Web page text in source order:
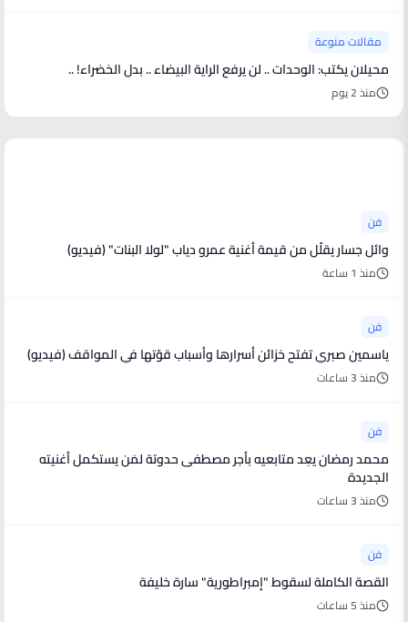
مقالات منوعة
محيلان يكتب: الوحدات .. لن يرفع الراية البيضاء .. بدل الخضراء! ..
منذ 2 يوم
فن
وائل جسار يقلّل من قيمة أغنية عمرو دياب "لولا البنات" (فيديو)
منذ 1 ساعة
فن
ياسمين صبري تفتح خزائن أسرارها وأسباب قوّتها في المواقف (فيديو)
منذ 3 ساعات
فن
محمد رمضان يعِد متابعيه بأجر مصطفى حدوتة لمَن يستكمل أغنيته
الجديدة
منذ 3 ساعات
فن
القصة الكاملة لسقوط "إمبراطورية" سارة خليفة
منذ 5 ساعات